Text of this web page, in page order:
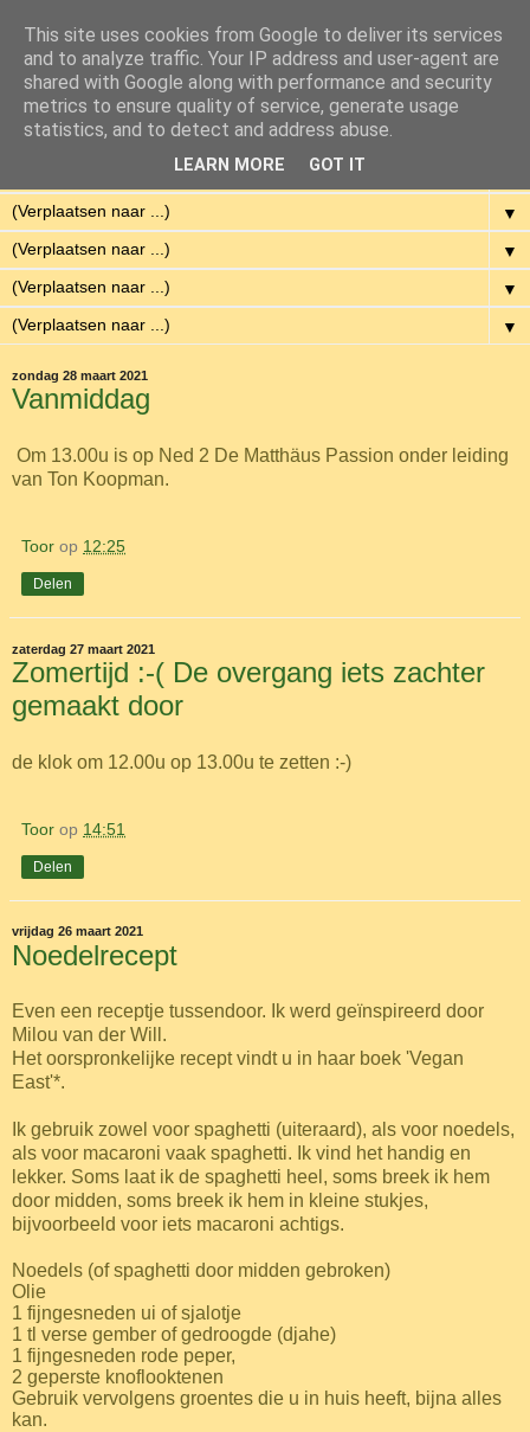
Eenvoudig Gelukkig
Met weinig middelen een hoge kwaliteit van leven hebben.
▼
▼
▼
▼
zondag 28 maart 2021
Vanmiddag
Om 13.00u is op Ned 2 De Matthäus Passion onder leiding
van Ton Koopman.
Toor op 12:25
Delen
zaterdag 27 maart 2021
Zomertijd :-( De overgang iets zachter
gemaakt door
de klok om 12.00u op 13.00u te zetten :-)
Toor op 14:51
Delen
vrijdag 26 maart 2021
Noedelrecept
Even een receptje tussendoor. Ik werd geïnspireerd door
Milou van der Will.
Het oorspronkelijke recept vindt u in haar boek 'Vegan
East'*.
Ik gebruik zowel voor spaghetti (uiteraard), als voor noedels,
als voor macaroni vaak spaghetti. Ik vind het handig en
lekker. Soms laat ik de spaghetti heel, soms breek ik hem
door midden, soms breek ik hem in kleine stukjes,
bijvoorbeeld voor iets macaroni achtigs.
Noedels (of spaghetti door midden gebroken)
Olie
1 fijngesneden ui of sjalotje
1 tl verse gember of gedroogde (djahe)
1 fijngesneden rode peper,
2 geperste knoflooktenen
Gebruik vervolgens groentes die u in huis heeft, bijna alles
kan.
This site uses cookies from Google to deliver its services
and to analyze traffic. Your IP address and user-agent are
shared with Google along with performance and security
metrics to ensure quality of service, generate usage
statistics, and to detect and address abuse.
LEARN MORE GOT IT